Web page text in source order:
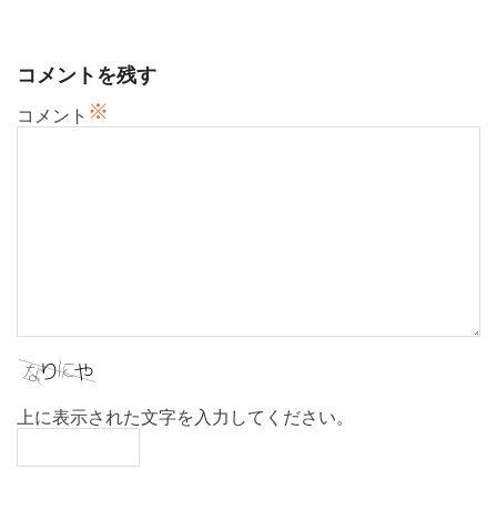
ン
コメントを残す
コメント ※
上に表示された文字を入力してください。